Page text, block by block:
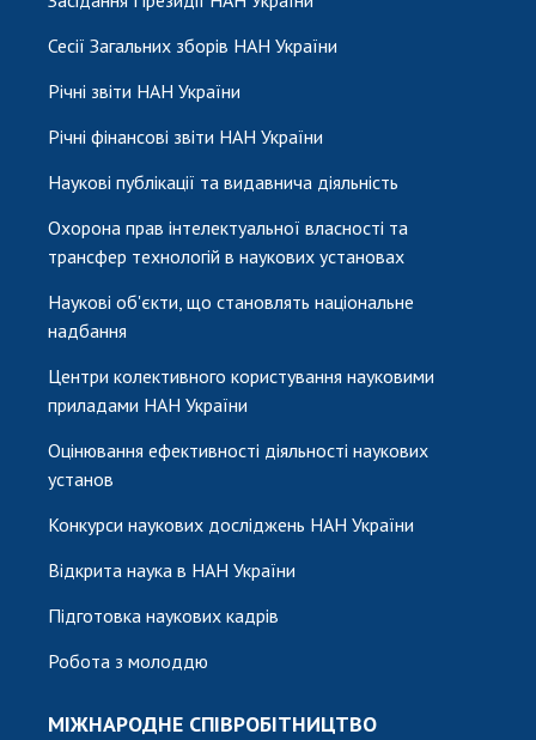
Сесії Загальних зборів НАН України
Річні звіти НАН України
Річні фінансові звіти НАН України
Наукові публікації та видавнича діяльність
Охорона прав інтелектуальної власності та
трансфер технологій в наукових установах
Наукові об'єкти, що становлять національне
надбання
Центри колективного користування науковими
приладами НАН України
Оцінювання ефективності діяльності наукових
установ
Конкурси наукових досліджень НАН України
Відкрита наука в НАН України
Підготовка наукових кадрів
Робота з молоддю
МІЖНАРОДНЕ СПІВРОБІТНИЦТВО